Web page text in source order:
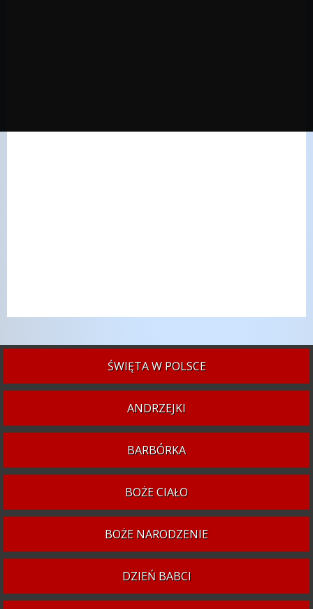
ŚWIĘTA W POLSCE
ANDRZEJKI
BARBÓRKA
BOŻE CIAŁO
BOŻE NARODZENIE
DZIEŃ BABCI